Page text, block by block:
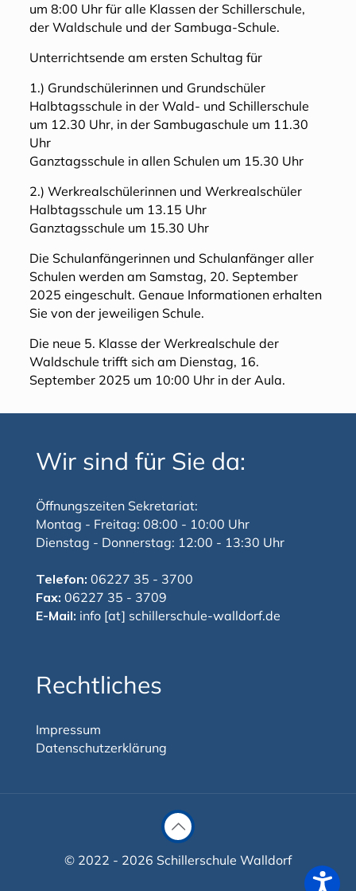
um 8:00 Uhr für alle Klassen der Schillerschule,
der Waldschule und der Sambuga-Schule.
Unterrichtsende am ersten Schultag für
1.) Grundschülerinnen und Grundschüler
Halbtagsschule in der Wald- und Schillerschule
um 12.30 Uhr, in der Sambugaschule um 11.30
Uhr
Ganztagsschule in allen Schulen um 15.30 Uhr
2.) Werkrealschülerinnen und Werkrealschüler
Halbtagsschule um 13.15 Uhr
Ganztagsschule um 15.30 Uhr
Die Schulanfängerinnen und Schulanfänger aller
Schulen werden am Samstag, 20. September
2025 eingeschult. Genaue Informationen erhalten
Sie von der jeweiligen Schule.
Die neue 5. Klasse der Werkrealschule der
Waldschule trifft sich am Dienstag, 16.
September 2025 um 10:00 Uhr in der Aula.
Wir sind für Sie da:
Öffnungszeiten Sekretariat:
Montag - Freitag: 08:00 - 10:00 Uhr
Dienstag - Donnerstag: 12:00 - 13:30 Uhr
Telefon: 06227 35 - 3700
Fax: 06227 35 - 3709
E-Mail: info [at] schillerschule-walldorf.de
Rechtliches
Impressum
Datenschutzerklärung
© 2022 - 2026 Schillerschule Walldorf